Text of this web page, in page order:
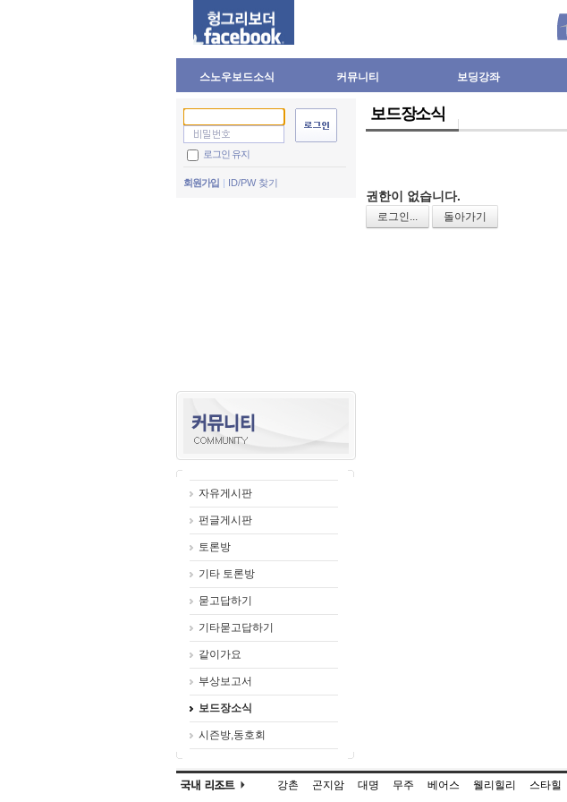
스노우보드소식 커뮤니티 보딩강좌
로그인 유지
회원가입 ID/PW 찾기
자유게시판
펀글게시판
토론방
기타 토론방
묻고답하기
기타묻고답하기
같이가요
부상보고서
보드장소식
시즌방,동호회
보드장소식
권한이 없습니다.
로그인... 돌아가기
강촌 곤지암 대명 무주 베어스 웰리힐리 스타힐